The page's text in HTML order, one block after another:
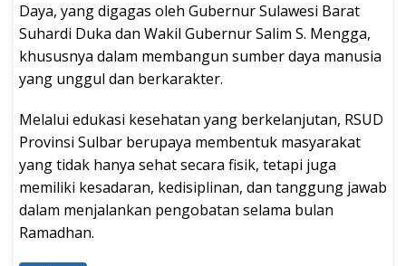
Daya, yang digagas oleh Gubernur Sulawesi Barat
Suhardi Duka dan Wakil Gubernur Salim S. Mengga,
khususnya dalam membangun sumber daya manusia
yang unggul dan berkarakter.
Melalui edukasi kesehatan yang berkelanjutan, RSUD
Provinsi Sulbar berupaya membentuk masyarakat
yang tidak hanya sehat secara fisik, tetapi juga
memiliki kesadaran, kedisiplinan, dan tanggung jawab
dalam menjalankan pengobatan selama bulan
Ramadhan.